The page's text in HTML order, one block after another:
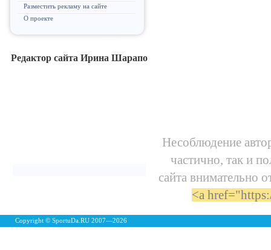
Разместить рекламу на сайте
О проекте
Редактор сайта Ирина Шарапо
Несоблюдение
частично, так и
сайта внимательно
<a
Copyright © SportuDa.RU 2007—2026